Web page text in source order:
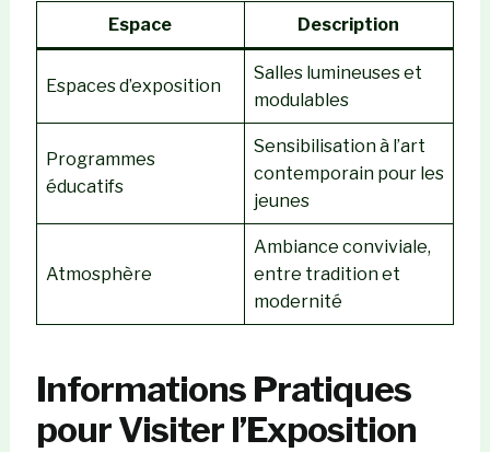
Espace Description
Espaces d’exposition
Salles lumineuses et
modulables
Programmes
éducatifs
Sensibilisation à l’art
contemporain pour les
jeunes
Atmosphère
Ambiance conviviale,
entre tradition et
modernité
Informations Pratiques
pour Visiter l’Exposition